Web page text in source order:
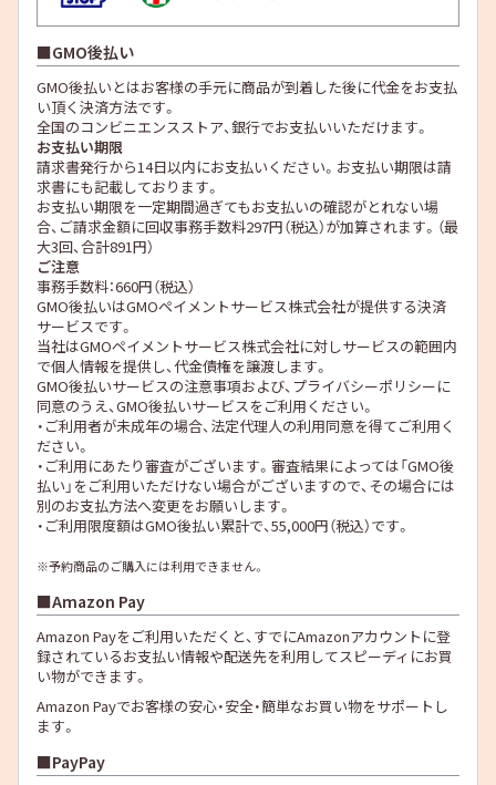
GMO後払い
GMO後払いとはお客様の手元に商品が到着した後に代金をお支払
い頂く決済方法です。
全国のコンビニエンスストア、銀行でお支払いいただけます。
お支払い期限
請求書発行から14日以内にお支払いください。お支払い期限は請
求書にも記載しております。
お支払い期限を一定期間過ぎてもお支払いの確認がとれない場
合、ご請求金額に回収事務手数料297円（税込）が加算されます。（最
大3回、合計891円）
ご注意
事務手数料：660円（税込）
GMO後払いはGMOペイメントサービス株式会社が提供する決済
サービスです。
当社はGMOペイメントサービス株式会社に対しサービスの範囲内
で個人情報を提供し、代金債権を譲渡します。
GMO後払いサービスの注意事項および、プライバシーポリシーに
同意のうえ、GMO後払いサービスをご利用ください。
・ご利用者が未成年の場合、法定代理人の利用同意を得てご利用く
ださい。
・ご利用にあたり審査がございます。審査結果によっては「GMO後
払い」をご利用いただけない場合がございますので、その場合には
別のお支払方法へ変更をお願いします。
・ご利用限度額はGMO後払い累計で、55,000円（税込）です。
※予約商品のご購入には利用できません。
Amazon Pay
Amazon Payをご利用いただくと、すでにAmazonアカウントに登
録されているお支払い情報や配送先を利用してスピーディにお買
い物ができます。
Amazon Payでお客様の安心・安全・簡単なお買い物をサポートし
ます。
PayPay